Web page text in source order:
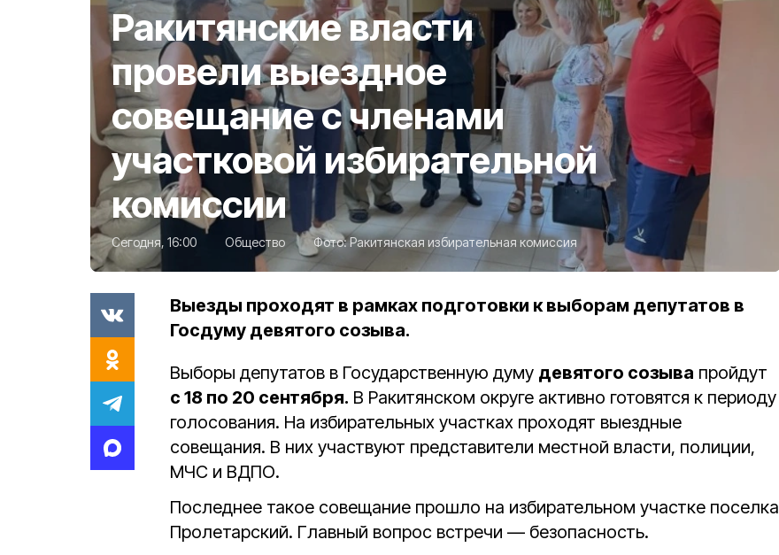
Ракитянские власти
провели выездное
совещание с членами
участковой избирательной
комиссии
Сегодня, 16:00 Общество Фото:Ракитянская избирательная комиссия
Выезды проходят в рамках подготовки к выборам депутатов в
Госдуму девятого созыва.
Выборы депутатов в Государственную думу девятого созыва пройдут
с 18 по 20 сентября. В Ракитянском округе активно готовятся к периоду
голосования. На избирательных участках проходят выездные
совещания. В них участвуют представители местной власти, полиции,
МЧС и ВДПО.
Последнее такое совещание прошло на избирательном участке поселка
Пролетарский. Главный вопрос встречи — безопасность.